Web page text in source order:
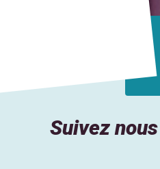
Suivez